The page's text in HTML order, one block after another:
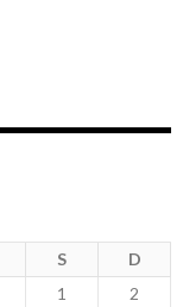
S
D
1
2